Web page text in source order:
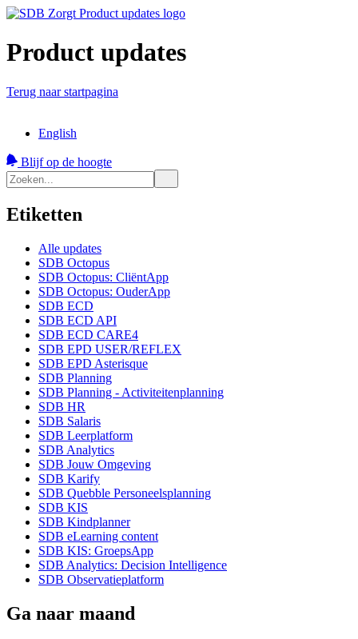
Product updates
Terug naar startpagina
English
Blijf op de hoogte
Etiketten
Alle updates
SDB Octopus
SDB Octopus: CliëntApp
SDB Octopus: OuderApp
SDB ECD
SDB ECD API
SDB ECD CARE4
SDB EPD USER/REFLEX
SDB EPD Asterisque
SDB Planning
SDB Planning - Activiteitenplanning
SDB HR
SDB Salaris
SDB Leerplatform
SDB Analytics
SDB Jouw Omgeving
SDB Karify
SDB Quebble Personeelsplanning
SDB KIS
SDB Kindplanner
SDB eLearning content
SDB KIS: GroepsApp
SDB Analytics: Decision Intelligence
SDB Observatieplatform
Ga naar maand